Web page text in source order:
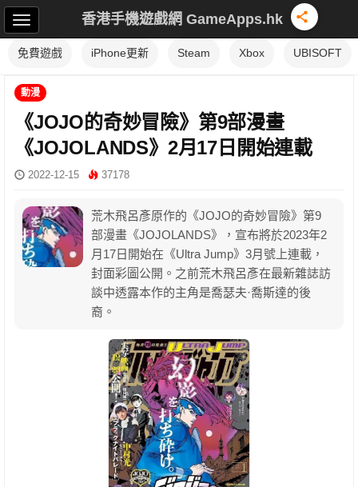
香港手機遊戲網 GameApps.hk
免費遊戲 iPhone更新 Steam Xbox UBISOFT
動漫
《JOJO的奇妙冒險》第9部漫畫
《JOJOLANDS》2月17日開始連載
2022-12-15 37178
荒木飛呂彥原作的《JOJO的奇妙冒險》第9
部漫畫《JOJOLANDS》，宣布將於2023年2
月17日開始在《Ultra Jump》3月號上連載，​​​
封面彩圖公開。之前荒木飛呂彥在最新雜誌訪
談中透露本作的主角是喬瑟夫·喬斯達的後
裔。